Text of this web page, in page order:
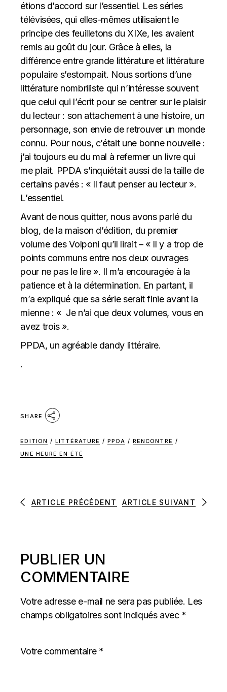
étions d’accord sur l’essentiel. Les séries
télévisées, qui elles-mêmes utilisaient le
principe des feuilletons du XIXe, les avaient
remis au goût du jour. Grâce à elles, la
différence entre grande littérature et littérature
populaire s’estompait. Nous sortions d’une
littérature nombriliste qui n’intéresse souvent
que celui qui l’écrit pour se centrer sur le plaisir
du lecteur : son attachement à une histoire, un
personnage, son envie de retrouver un monde
connu. Pour nous, c’était une bonne nouvelle :
j’ai toujours eu du mal à refermer un livre qui
me plait. PPDA s’inquiétait aussi de la taille de
certains pavés : « Il faut penser au lecteur ».
L’essentiel.
Avant de nous quitter, nous avons parlé du
blog, de la maison d’édition, du premier
volume des Volponi qu’il lirait – « Il y a trop de
points communs entre nos deux ouvrages
pour ne pas le lire ». Il m’a encouragée à la
patience et à la détermination. En partant, il
m’a expliqué que sa série serait finie avant la
mienne : « Je n’ai que deux volumes, vous en
avez trois ».
PPDA, un agréable dandy littéraire.
.
SHARE
EDITION / LITTÉRATURE / PPDA / RENCONTRE /
UNE HEURE EN ÉTÉ
ARTICLE PRÉCÉDENT ARTICLE SUIVANT
PUBLIER UN
COMMENTAIRE
Votre adresse e-mail ne sera pas publiée. Les
champs obligatoires sont indiqués avec *